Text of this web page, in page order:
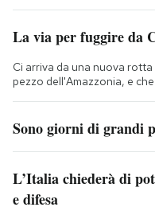
La via per fuggire da
Ci arriva da una nuova
pezzo dell'Amazzonia, e
Sono giorni di grandi
L’Italia chiederà di
e difesa